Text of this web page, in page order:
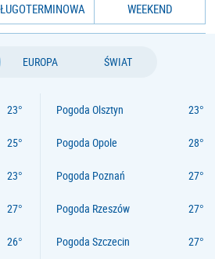
WEEKEND
EUROPA ŚWIAT
Pogoda Olsztyn
Pogoda Opole
Pogoda Poznań
Pogoda Rzeszów
Pogoda Szczecin